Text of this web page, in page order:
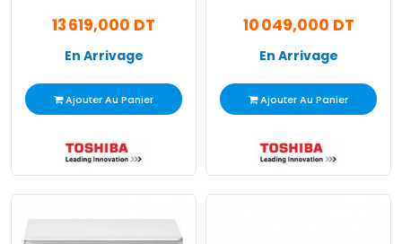
Monochrome A3
13 619,000 DT
En Arrivage
Ajouter Au Panier
Monochrome A3
10 049,000 DT
En Arrivage
Ajouter Au Panier